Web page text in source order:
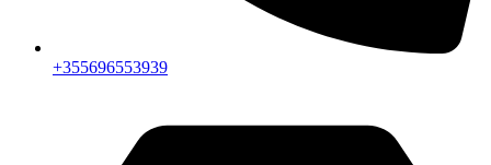
+355696553939